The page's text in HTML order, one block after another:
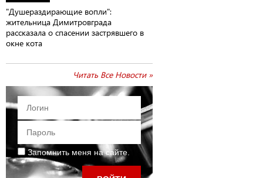
"Душераздирающие вопли":
жительница Димитровграда
рассказала о спасении застрявшего в
окне кота
Читать Все Новости »
Запомнить меня на сайте.